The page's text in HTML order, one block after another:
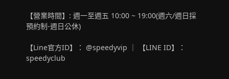
【營業時間】: 週一至週五 10:00 ~ 19:00(週六/週日採
預約制-週日公休)
【Line官方ID】： @speedyvip ｜ 【LINE ID】：
speedyclub